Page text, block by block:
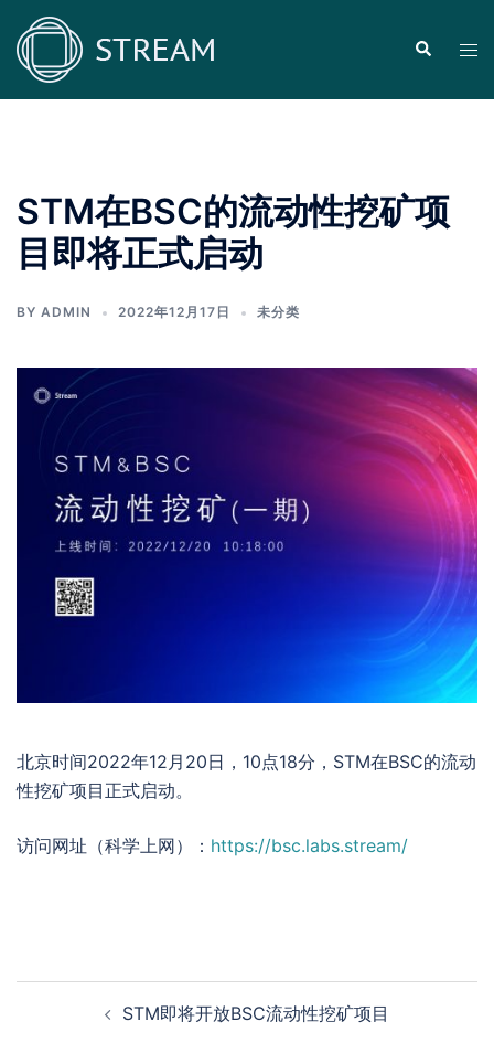
content
Search
STM在BSC的流动性挖矿项
目即将正式启动
BY ADMIN 2022年12月17日 未分类
北京时间2022年12月20日，10点18分，STM在BSC的流动
性挖矿项目正式启动。
访问网址（科学上网）： https://bsc.labs.stream/
navigationSTM即将开放BSC流动性挖矿项目